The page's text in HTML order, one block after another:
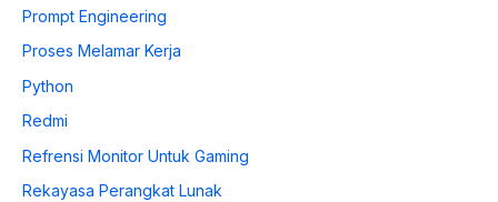
Prompt Engineering
Proses Melamar Kerja
Python
Redmi
Refrensi Monitor Untuk Gaming
Rekayasa Perangkat Lunak